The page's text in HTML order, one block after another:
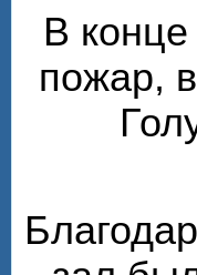
В конце
пожар,